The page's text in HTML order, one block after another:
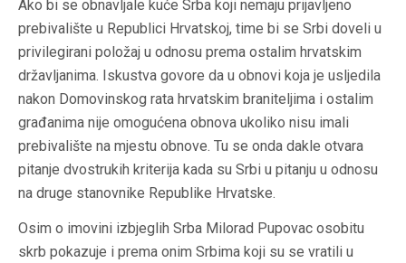
Ako bi se obnavljale kuće Srba koji nemaju prijavljeno
prebivalište u Republici Hrvatskoj, time bi se Srbi doveli u
privilegirani položaj u odnosu prema ostalim hrvatskim
državljanima. Iskustva govore da u obnovi koja je usljedila
nakon Domovinskog rata hrvatskim braniteljima i ostalim
građanima nije omogućena obnova ukoliko nisu imali
prebivalište na mjestu obnove. Tu se onda dakle otvara
pitanje dvostrukih kriterija kada su Srbi u pitanju u odnosu
na druge stanovnike Republike Hrvatske.
Osim o imovini izbjeglih Srba Milorad Pupovac osobitu
skrb pokazuje i prema onim Srbima koji su se vratili u